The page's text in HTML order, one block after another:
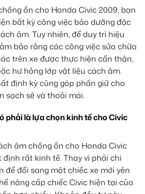
ồn cho Honda Civic 2009, bạn
bất kỳ công việc bảo dưỡng đặc
âm. Tuy nhiên, để duy trì hiệu
bảo rằng các công việc sửa chữa
trên xe được thực hiện cẩn thận,
hư hỏng lớp vật liệu cách âm.
định kỳ cũng góp phần giữ cho
sạch sẽ và thoải mái.
phải là lựa chọn kinh tế cho Civic
âm chống ồn cho Honda Civic
rất kinh tế. Thay vì phải chi
để đổi sang một chiếc xe mới yên
nâng cấp chiếc Civic hiện tại của